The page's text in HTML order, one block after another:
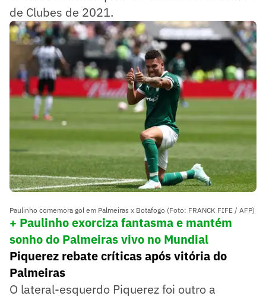
de Clubes de 2021.
Paulinho comemora gol em Palmeiras x Botafogo (Foto: FRANCK FIFE / AFP)
+ Paulinho exorciza fantasma e mantém
sonho do Palmeiras vivo no Mundial
Piquerez rebate críticas após vitória do
Palmeiras
O lateral-esquerdo Piquerez foi outro a